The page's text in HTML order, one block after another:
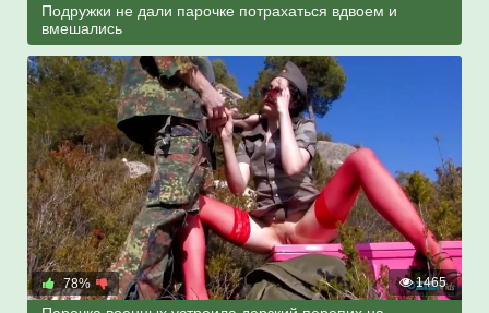
Подружки не дали парочке потрахаться вдвоем и
вмешались
1465
78%